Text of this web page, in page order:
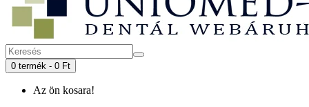
0 termék - 0 Ft
Az ön kosara!